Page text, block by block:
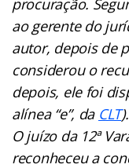
procuração.
ao gerente do
autor, depois de
considerou o
depois, ele foi
alínea “e”, da CLT).
O juízo da 12ª
reconheceu a